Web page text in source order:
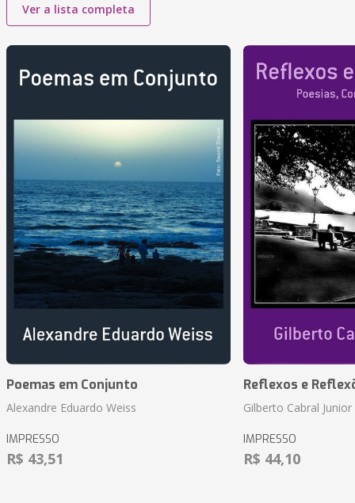
Ver a lista completa
Poemas em Conjunto
Alexandre Eduardo Weiss
IMPRESSO
R$ 43,51
Reflexos e
Gilberto Cabral Junior
IMPRESSO
R$ 44,10